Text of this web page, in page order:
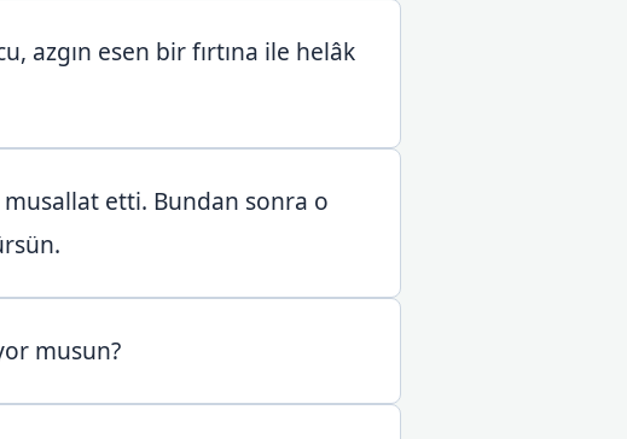
azgın esen bir fırtına ile helâk
musallat etti. Bundan sonra o
musun?